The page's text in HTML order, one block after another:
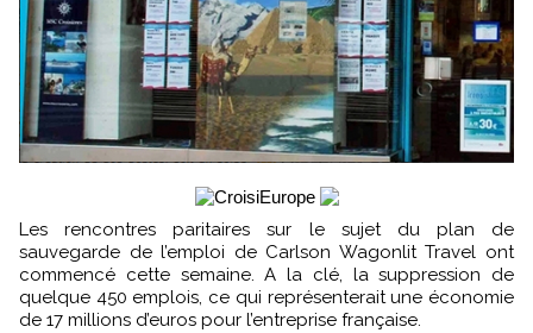
Les rencontres paritaires sur le sujet du plan de
sauvegarde de l’emploi de Carlson Wagonlit Travel ont
commencé cette semaine. A la clé, la suppression de
quelque 450 emplois, ce qui représenterait une économie
de 17 millions d’euros pour l’entreprise française.